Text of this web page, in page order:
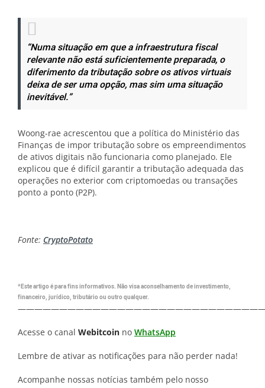
“Numa situação em que a infraestrutura fiscal
relevante não está suficientemente preparada, o
diferimento da tributação sobre os ativos virtuais
deixa de ser uma opção, mas sim uma situação
inevitável.”
Woong-rae acrescentou que a política do Ministério das
Finanças de impor tributação sobre os empreendimentos
de ativos digitais não funcionaria como planejado. Ele
explicou que é difícil garantir a tributação adequada das
operações no exterior com criptomoedas ou transações
ponto a ponto (P2P).
Fonte: CryptoPotato
*Este artigo é para fins informativos. Não visa aconselhamento de investimento,
financeiro, jurídico, tributário ou outro qualquer.
Acesse o canal Webitcoin no WhatsApp
Lembre de ativar as notificações para não perder nada!
Acompanhe nossas notícias também pelo nosso